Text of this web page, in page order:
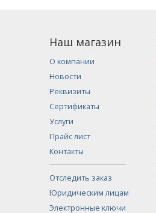
Наш магазин
О компании
Новости
Реквизиты
Сертификаты
Услуги
Прайс лист
Контакты
Отследить заказ
Юридическим лицам
Электронные ключи